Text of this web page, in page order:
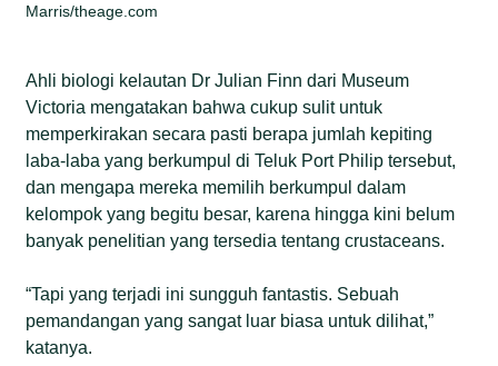
Marris/theage.com
Ahli biologi kelautan Dr Julian Finn dari Museum
Victoria mengatakan bahwa cukup sulit untuk
memperkirakan secara pasti berapa jumlah kepiting
laba-laba yang berkumpul di Teluk Port Philip tersebut,
dan mengapa mereka memilih berkumpul dalam
kelompok yang begitu besar, karena hingga kini belum
banyak penelitian yang tersedia tentang crustaceans.
“Tapi yang terjadi ini sungguh fantastis. Sebuah
pemandangan yang sangat luar biasa untuk dilihat,”
katanya.